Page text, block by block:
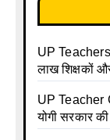
UP
लाख शिक्षकों
UP Teacher
योगी सरकार